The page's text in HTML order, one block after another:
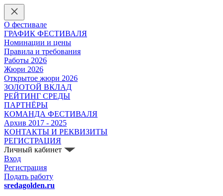
О фестивале
ГРАФИК ФЕСТИВАЛЯ
Номинации и цены
Правила и требования
Работы 2026
Жюри 2026
Открытое жюри 2026
ЗОЛОТОЙ ВКЛАД
РЕЙТИНГ СРЕДЫ
ПАРТНЁРЫ
КОМАНДА ФЕСТИВАЛЯ
Архив 2017 - 2025
КОНТАКТЫ И РЕКВИЗИТЫ
РЕГИСТРАЦИЯ
Личный кабинет
Вход
Регистрация
Подать работу
sredagolden.ru